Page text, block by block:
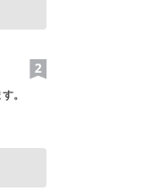
。